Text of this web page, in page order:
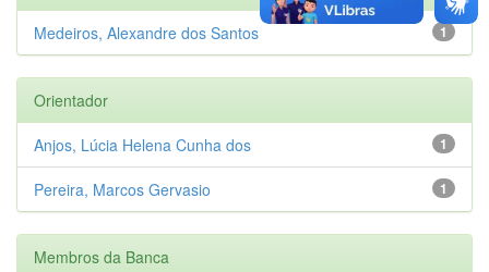
1
Medeiros, Alexandre dos Santos
Orientador
1
Anjos, Lúcia Helena Cunha dos
1
Pereira, Marcos Gervasio
Membros da Banca